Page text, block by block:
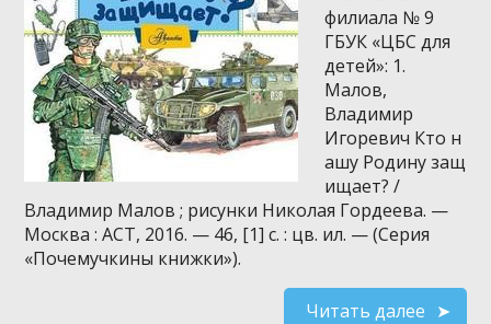
филиала № 9
ГБУК «ЦБС для
детей»: 1.
Малов,
Владимир
Игоревич Кто н
ашу Родину защ
ищает? /
Владимир Малов ; рисунки Николая Гордеева. —
Москва : АСТ, 2016. — 46, [1] с. : цв. ил. — (Серия
«Почемучкины книжки»).
Читать далее